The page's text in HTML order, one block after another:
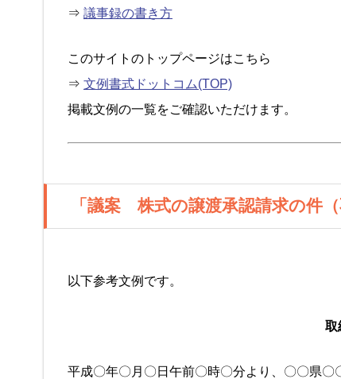
⇒ 議事録の書き方
このサイトのトップページはこちら
⇒ 文例書式ドットコム(TOP)
掲載文例の一覧をご確認いただけます。
「議案 株式の譲渡承認請求の件
以下参考文例です。
取
平成〇年〇月〇日午前〇時〇分より、〇〇県